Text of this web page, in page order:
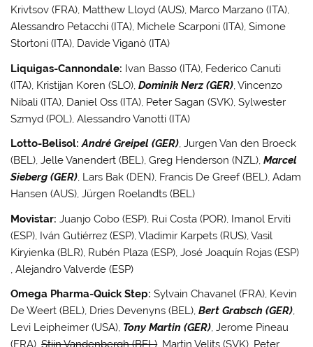
Krivtsov (FRA), Matthew Lloyd (AUS), Marco Marzano (ITA),
Alessandro Petacchi (ITA), Michele Scarponi (ITA), Simone
Stortoni (ITA), Davide Viganò (ITA)
Liquigas-Cannondale: Ivan Basso (ITA), Federico Canuti
(ITA), Kristijan Koren (SLO),Dominik Nerz (GER), Vincenzo
Nibali (ITA), Daniel Oss (ITA), Peter Sagan (SVK), Sylwester
Szmyd (POL), Alessandro Vanotti (ITA)
Lotto-Belisol: André Greipel (GER), Jurgen Van den Broeck
(BEL), Jelle Vanendert (BEL), Greg Henderson (NZL),Marcel
Sieberg (GER), Lars Bak (DEN), Francis De Greef (BEL), Adam
Hansen (AUS), Jürgen Roelandts (BEL)
Movistar: Juanjo Cobo (ESP), Rui Costa (POR), Imanol Erviti
(ESP), Iván Gutiérrez (ESP), Vladimir Karpets (RUS), Vasil
Kiryienka (BLR), Rubén Plaza (ESP), José Joaquín Rojas (ESP)
, Alejandro Valverde (ESP)
Omega Pharma-Quick Step: Sylvain Chavanel (FRA), Kevin
De Weert (BEL), Dries Devenyns (BEL),Bert Grabsch (GER),
Levi Leipheimer (USA), Tony Martin (GER), Jerome Pineau
(FRA),Stijn Vandenbergh (BEL), Martin Velits (SVK), Peter